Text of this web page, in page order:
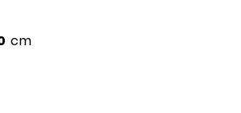
cm